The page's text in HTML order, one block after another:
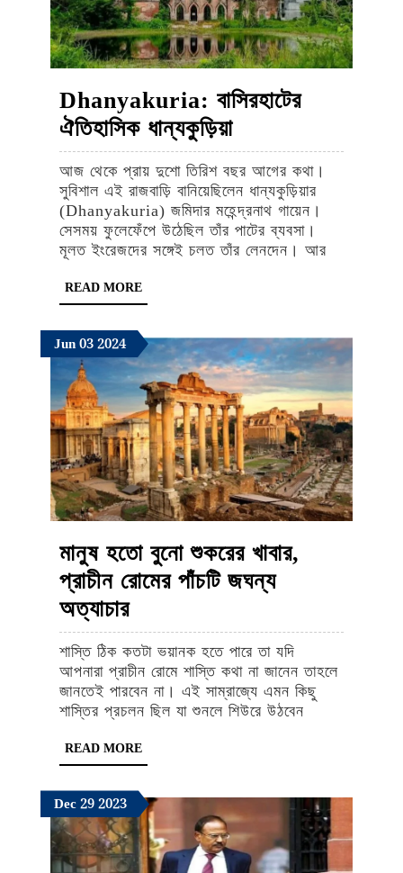
Dhanyakuria: বাসিরহাটের
ঐতিহাসিক ধান্যকুড়িয়াDhanyakuria:
বাসিরহাটের
ঐতিহাসিক
ধান্যকুড়িয়া
আজ থেকে প্রায় দুশো তিরিশ বছর আগের কথা।
সুবিশাল এই রাজবাড়ি বানিয়েছিলেন ধান্যকুড়িয়ার
(Dhanyakuria) জমিদার মহেন্দ্রনাথ গায়েন।
সেসময় ফুলেফেঁপে উঠেছিল তাঁর পাটের ব্যবসা।
মূলত ইংরেজদের সঙ্গেই চলত তাঁর লেনদেন। আর
READ MOREREAD
MORE
JunJune
3,
2024
03June
3,
2024
2024June
3,
2024
মানুষ হতো বুনো শুকরের খাবার,
প্রাচীন রোমের পাঁচটি জঘন্য
অত্যাচারমানুষ
হতো
বুনো
শুকরের
খাবার,
প্রাচীন
রোমের
পাঁচটি
জঘন্য
অত্যাচার
শাস্তি ঠিক কতটা ভয়ানক হতে পারে তা যদি
আপনারা প্রাচীন রোমে শাস্তি কথা না জানেন তাহলে
জানতেই পারবেন না। এই সাম্রাজ্যে এমন কিছু
শাস্তির প্রচলন ছিল যা শুনলে শিউরে উঠবেন
READ MOREREAD
MORE
DecDecember
29,
2023
29December
29,
2023
2023December
29,
2023